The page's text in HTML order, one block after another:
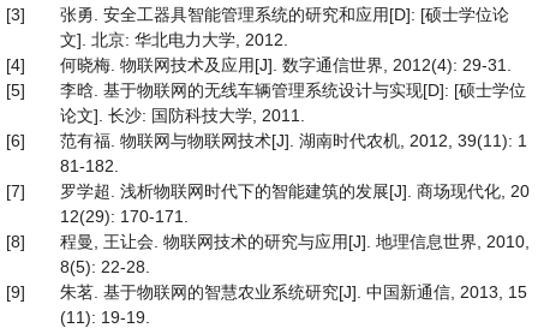
[3]
张勇. 安全工器具智能管理系统的研究和应用[D]: [硕士学位论
文]. 北京: 华北电力大学, 2012.
[4]
何晓梅. 物联网技术及应用[J]. 数字通信世界, 2012(4): 29-31.
[5]
李晗. 基于物联网的无线车辆管理系统设计与实现[D]: [硕士学位
论文]. 长沙: 国防科技大学, 2011.
[6]
范有福. 物联网与物联网技术[J]. 湖南时代农机, 2012, 39(11): 1
81-182.
[7]
罗学超. 浅析物联网时代下的智能建筑的发展[J]. 商场现代化, 20
12(29): 170-171.
[8]
程曼, 王让会. 物联网技术的研究与应用[J]. 地理信息世界, 2010,
8(5): 22-28.
[9]
朱茗. 基于物联网的智慧农业系统研究[J]. 中国新通信, 2013, 15
(11): 19-19.